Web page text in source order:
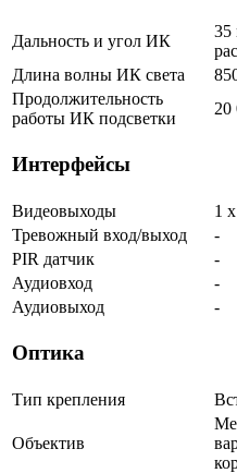
Дальность и угол ИК
35
Длина волны ИК света
Продолжительность
работы ИК подсветки
20
Интерфейсы
Видеовыходы
1
Тревожный вход/выход
-
PIR датчик
-
Аудиовход
-
Аудиовыход
-
Оптика
Тип крепления
Объектив